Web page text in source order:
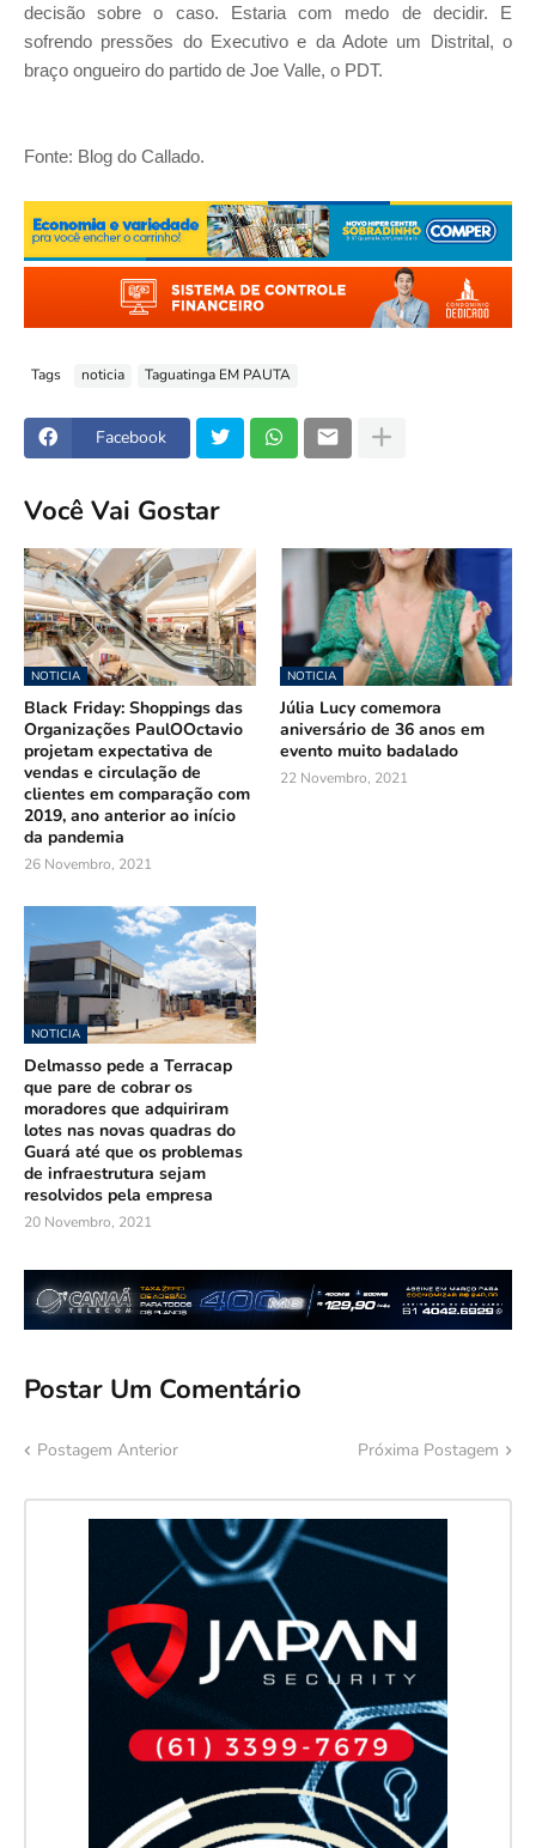
decisão sobre o caso. Estaria com medo de decidir. E
sofrendo pressões do Executivo e da Adote um Distrital, o
braço ongueiro do partido de Joe Valle, o PDT.
Fonte: Blog do Callado.
Tags noticia Taguatinga EM PAUTA
Facebook
Você Vai Gostar
NOTICIA
Black Friday: Shoppings das
Organizações PaulOOctavio
projetam expectativa de
vendas e circulação de
clientes em comparação com
2019, ano anterior ao início
da pandemia
26 Novembro, 2021
NOTICIA
Júlia Lucy comemora
aniversário de 36 anos em
evento muito badalado
22 Novembro, 2021
NOTICIA
Delmasso pede a Terracap
que pare de cobrar os
moradores que adquiriram
lotes nas novas quadras do
Guará até que os problemas
de infraestrutura sejam
resolvidos pela empresa
20 Novembro, 2021
Postar Um Comentário
Postagem Anterior Próxima Postagem